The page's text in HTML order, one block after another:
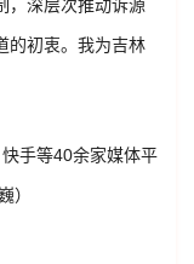
，深层次推动诉源
的初衷。我为吉林
手等40余家媒体平
）